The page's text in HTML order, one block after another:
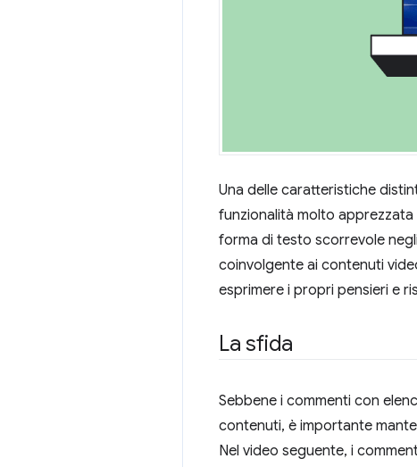
Una delle caratteristiche
funzionalità molto
forma di testo scorrevole
coinvolgente ai contenuti
esprimere i propri pensieri e
La sfida
Sebbene i commenti con
contenuti, è importante
Nel video seguente, i